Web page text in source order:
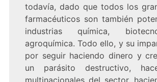
todavía, dado que todos los
farmacéuticos son también
industrias química,
agroquímica. Todo ello, y su
por seguir haciendo dinero y
un parásito destructivo,